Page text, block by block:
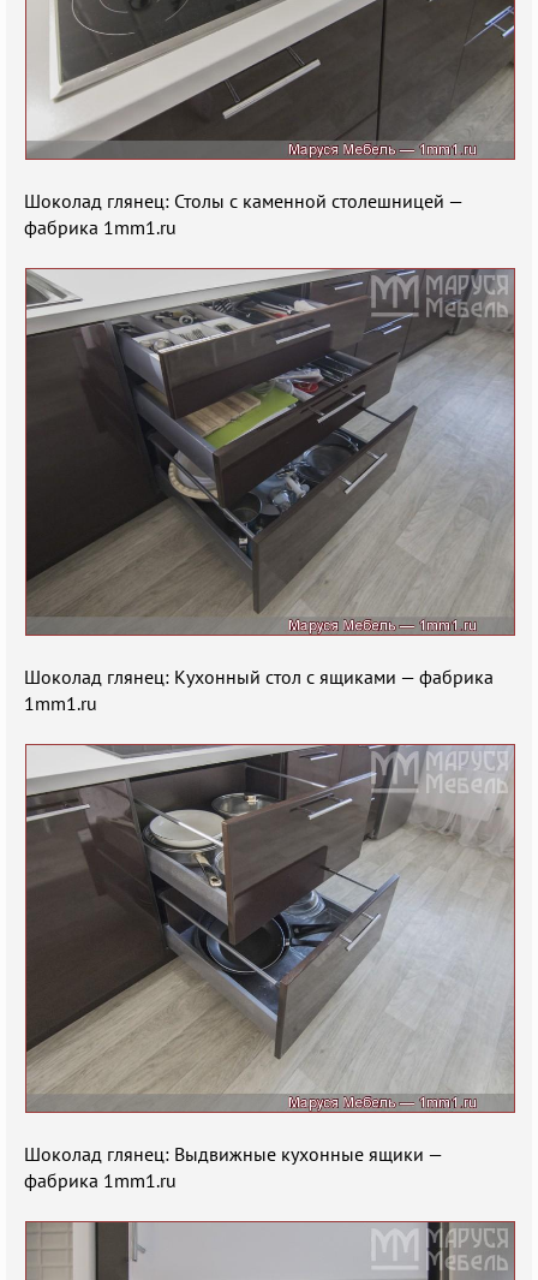
Шоколад глянец: Столы с каменной столешницей —
фабрика 1mm1.ru
Шоколад глянец: Кухонный стол с ящиками — фабрика
1mm1.ru
Шоколад глянец: Выдвижные кухонные ящики —
фабрика 1mm1.ru